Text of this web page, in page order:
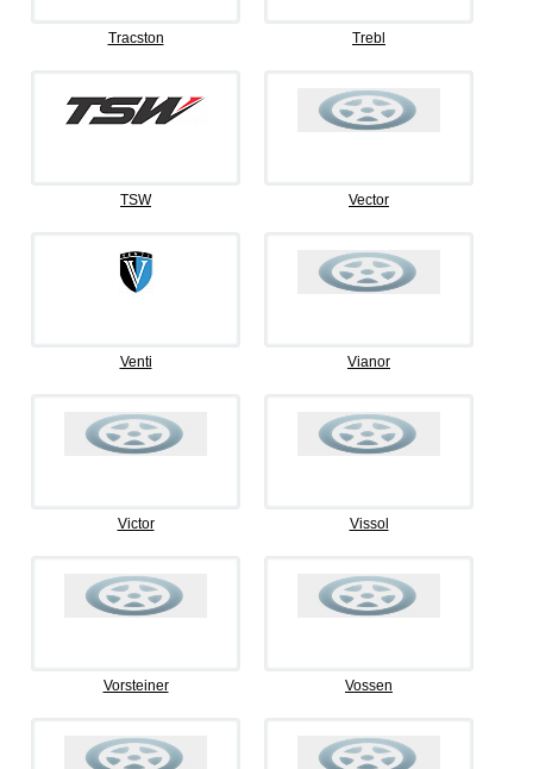
Tracston Trebl
TSW Vector
Venti Vianor
Victor Vissol
Vorsteiner Vossen